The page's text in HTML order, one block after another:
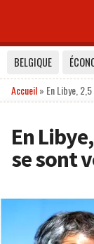
BELGIQUE
Accueil» En Libye,
En
se sont